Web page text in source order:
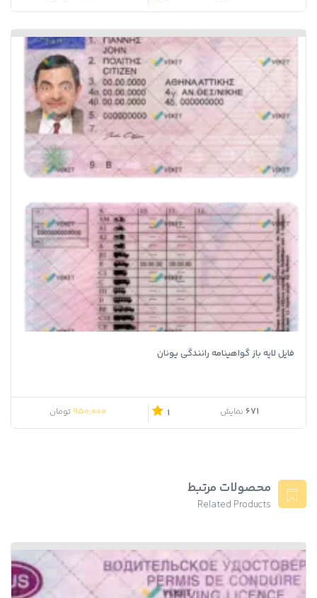
فایل لایه باز گواهینامه رانندگی یونان
671 نمایش 1
950,000تومان
محصولات مرتبط
Related Products